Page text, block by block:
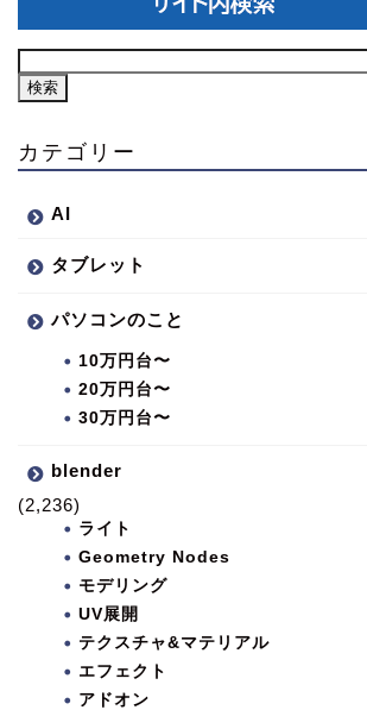
カテゴリー
AI
タブレット
パソコンのこと
10万円台〜
20万円台〜
30万円台〜
blender
(2,236)
ライト
Geometry Nodes
モデリング
UV展開
テクスチャ&マテリアル
エフェクト
アドオン